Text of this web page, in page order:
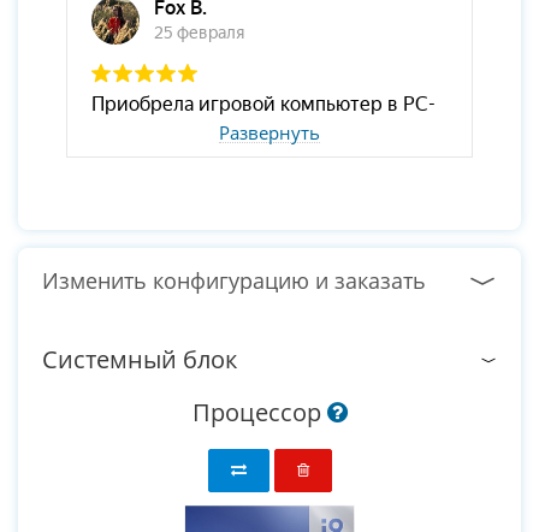
Развернуть
Изменить конфигурацию и заказать
Системный блок
Процессор